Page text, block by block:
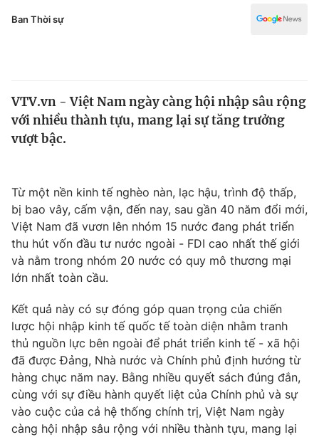
Thế giới
Thế giới đó đây
Câu chuyện quốc tế
Tài chính
Thị trường
Góc doanh nghiệp
Dữ liệu và đời sống
Truyền hình
Phim VTV
Hậu trường
Nhân vật
Khán giả
Giải sao mai
Điện ảnh
Âm nhạc
Sao
Đời sống
Du lịch
Làm đẹp
Chất lượng cuộc sống
Giáo dục
Tuyển sinh
Công nghệ
Y tế
Ban Thời sự
VTV.vn - Việt Nam ngày càng hội nhập sâu rộng
với nhiều thành tựu, mang lại sự tăng trưởng
vượt bậc.
Từ một nền kinh tế nghèo nàn, lạc hậu, trình độ thấp,
bị bao vây, cấm vận, đến nay, sau gần 40 năm đổi mới,
Việt Nam đã vươn lên nhóm 15 nước đang phát triển
thu hút vốn đầu tư nước ngoài - FDI cao nhất thế giới
và nằm trong nhóm 20 nước có quy mô thương mại
lớn nhất toàn cầu.
Kết quả này có sự đóng góp quan trọng của chiến
lược hội nhập kinh tế quốc tế toàn diện nhằm tranh
thủ nguồn lực bên ngoài để phát triển kinh tế - xã hội
đã được Đảng, Nhà nước và Chính phủ định hướng từ
hàng chục năm nay. Bằng nhiều quyết sách đúng đắn,
cùng với sự điều hành quyết liệt của Chính phủ và sự
vào cuộc của cả hệ thống chính trị, Việt Nam ngày
càng hội nhập sâu rộng với nhiều thành tựu, mang lại